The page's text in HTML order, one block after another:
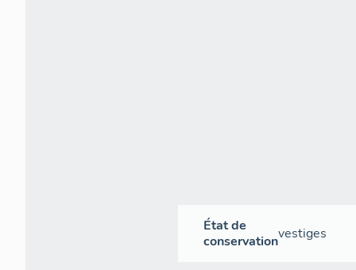
État de
conservationvestiges